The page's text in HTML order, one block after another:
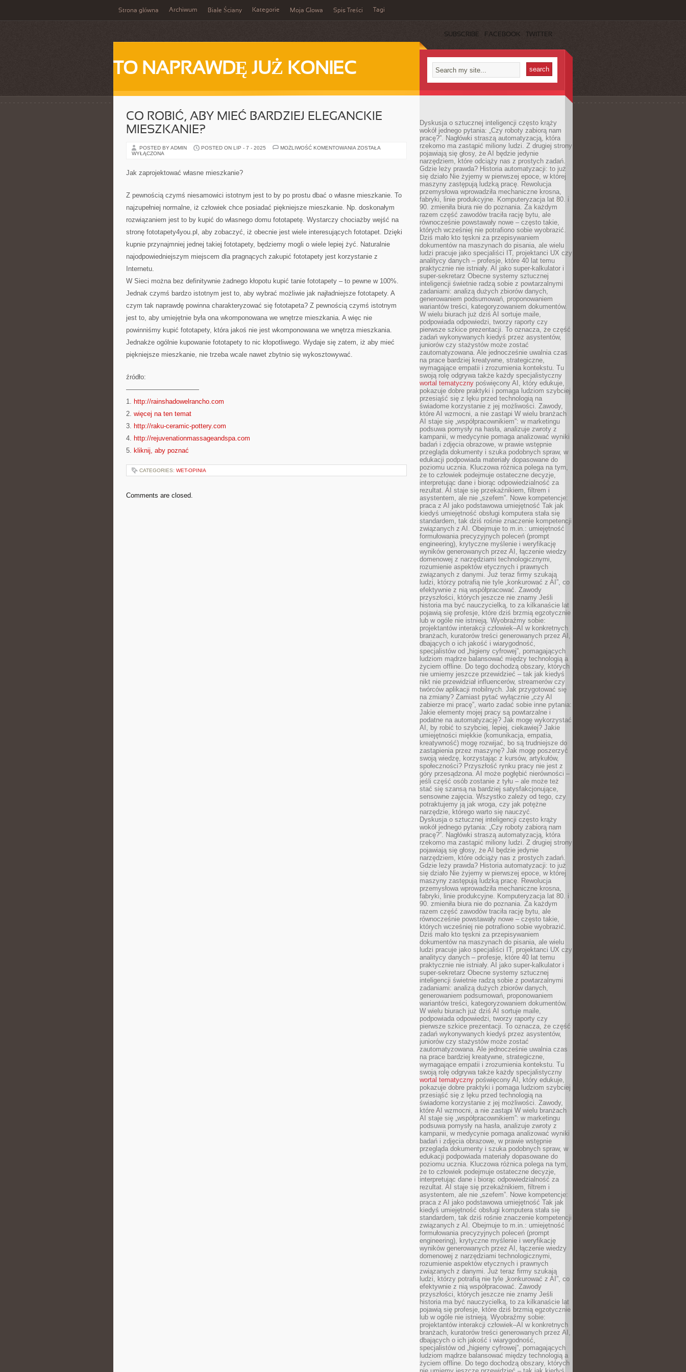
Strona główna Archiwum Białe Ściany Kategorie Moja Głowa Spis Treści Tagi
SUBSCRIBE FACEBOOK TWITTER
TO NAPRAWDĘ JUŻ KONIEC
CO ROBIĆ, ABY MIEĆ BARDZIEJ ELEGANCKIE
MIESZKANIE?
POSTED BY ADMIN POSTED ON LIP - 7 - 2025 MOŻLIWOŚĆ KOMENTOWANIA CO
ZOSTAŁA
WYŁĄCZONA
Jak zaprojektować własne mieszkanie?
Z pewnością czymś niesamowici istotnym jest to by po prostu dbać o własne mieszkanie. To
najzupełniej normalne, iż człowiek chce posiadać piękniejsze mieszkanie. Np. doskonałym
rozwiązaniem jest to by kupić do własnego domu fototapetę. Wystarczy chociażby wejść na
stronę fototapety4you.pl, aby zobaczyć, iż obecnie jest wiele interesujących fototapet. Dzięki
kupnie przynajmniej jednej takiej fototapety, będziemy mogli o wiele lepiej żyć. Naturalnie
najodpowiedniejszym miejscem dla pragnących zakupić fototapety jest korzystanie z
Internetu.
W Sieci można bez definitywnie żadnego kłopotu kupić tanie fototapety – to pewne w 100%.
Jednak czymś bardzo istotnym jest to, aby wybrać możliwie jak najładniejsze fototapety. A
czym tak naprawdę powinna charakteryzować się fototapeta? Z pewnością czymś istotnym
jest to, aby umiejętnie była ona wkomponowana we wnętrze mieszkania. A więc nie
powinniśmy kupić fototapety, która jakoś nie jest wkomponowana we wnętrza mieszkania.
Jednakże ogólnie kupowanie fototapety to nic kłopotliwego. Wydaje się zatem, iż aby mieć
piękniejsze mieszkanie, nie trzeba wcale nawet zbytnio się wykosztowywać.
źródło:
———————————
1. http://rainshadowelrancho.com
2. więcej na ten temat
3. http://raku-ceramic-pottery.com
4. http://rejuvenationmassageandspa.com
5. kliknij, aby poznać
CATEGORIES: WET-OPINIA
Comments are closed.
Dyskusja o sztucznej inteligencji często krąży
wokół jednego pytania: „Czy roboty zabiorą nam
pracę?”. Nagłówki straszą automatyzacją, która
rzekomo ma zastąpić miliony ludzi. Z drugiej strony
pojawiają się głosy, że AI będzie jedynie
narzędziem, które odciąży nas z prostych zadań.
Gdzie leży prawda? Historia automatyzacji: to już
się działo Nie żyjemy w pierwszej epoce, w której
maszyny zastępują ludzką pracę. Rewolucja
przemysłowa wprowadziła mechaniczne krosna,
fabryki, linie produkcyjne. Komputeryzacja lat 80. i
90. zmieniła biura nie do poznania. Za każdym
razem część zawodów traciła rację bytu, ale
równocześnie powstawały nowe – często takie,
których wcześniej nie potrafiono sobie wyobrazić.
Dziś mało kto tęskni za przepisywaniem
dokumentów na maszynach do pisania, ale wielu
ludzi pracuje jako specjaliści IT, projektanci UX czy
analitycy danych – profesje, które 40 lat temu
praktycznie nie istniały. AI jako super-kalkulator i
super-sekretarz Obecne systemy sztucznej
inteligencji świetnie radzą sobie z powtarzalnymi
zadaniami: analizą dużych zbiorów danych,
generowaniem podsumowań, proponowaniem
wariantów treści, kategoryzowaniem dokumentów.
W wielu biurach już dziś AI sortuje maile,
podpowiada odpowiedzi, tworzy raporty czy
pierwsze szkice prezentacji. To oznacza, że część
zadań wykonywanych kiedyś przez asystentów,
juniorów czy stażystów może zostać
zautomatyzowana. Ale jednocześnie uwalnia czas
na prace bardziej kreatywne, strategiczne,
wymagające empatii i zrozumienia kontekstu. Tu
swoją rolę odgrywa także każdy specjalistyczny
wortal tematyczny poświęcony AI, który edukuje,
pokazuje dobre praktyki i pomaga ludziom szybciej
przesiąść się z lęku przed technologią na
świadome korzystanie z jej możliwości. Zawody,
które AI wzmocni, a nie zastąpi W wielu branżach
AI staje się „współpracownikiem”: w marketingu
podsuwa pomysły na hasła, analizuje zwroty z
kampanii, w medycynie pomaga analizować wyniki
badań i zdjęcia obrazowe, w prawie wstępnie
przegląda dokumenty i szuka podobnych spraw, w
edukacji podpowiada materiały dopasowane do
poziomu ucznia. Kluczowa różnica polega na tym,
że to człowiek podejmuje ostateczne decyzje,
interpretując dane i biorąc odpowiedzialność za
rezultat. AI staje się przekaźnikiem, filtrem i
asystentem, ale nie „szefem”. Nowe kompetencje:
praca z AI jako podstawowa umiejętność Tak jak
kiedyś umiejętność obsługi komputera stała się
standardem, tak dziś rośnie znaczenie kompetencji
związanych z AI. Obejmuje to m.in.: umiejętność
formułowania precyzyjnych poleceń (prompt
engineering), krytyczne myślenie i weryfikację
wyników generowanych przez AI, łączenie wiedzy
domenowej z narzędziami technologicznymi,
rozumienie aspektów etycznych i prawnych
związanych z danymi. Już teraz firmy szukają
ludzi, którzy potrafią nie tyle „konkurować z AI”, co
efektywnie z nią współpracować. Zawody
przyszłości, których jeszcze nie znamy Jeśli
historia ma być nauczycielką, to za kilkanaście lat
pojawią się profesje, które dziś brzmią egzotycznie
lub w ogóle nie istnieją. Wyobraźmy sobie:
projektantów interakcji człowiek–AI w konkretnych
branżach, kuratorów treści generowanych przez AI,
dbających o ich jakość i wiarygodność,
specjalistów od „higieny cyfrowej”, pomagających
ludziom mądrze balansować między technologią a
życiem offline. Do tego dochodzą obszary, których
nie umiemy jeszcze przewidzieć – tak jak kiedyś
nikt nie przewidział influencerów, streamerów czy
twórców aplikacji mobilnych. Jak przygotować się
na zmiany? Zamiast pytać wyłącznie „czy AI
zabierze mi pracę”, warto zadać sobie inne pytania:
Jakie elementy mojej pracy są powtarzalne i
podatne na automatyzację? Jak mogę wykorzystać
AI, by robić to szybciej, lepiej, ciekawiej? Jakie
umiejętności miękkie (komunikacja, empatia,
kreatywność) mogę rozwijać, bo są trudniejsze do
zastąpienia przez maszynę? Jak mogę poszerzyć
swoją wiedzę, korzystając z kursów, artykułów,
społeczności? Przyszłość rynku pracy nie jest z
góry przesądzona. AI może pogłębić nierówności –
jeśli część osób zostanie z tyłu – ale może też
stać się szansą na bardziej satysfakcjonujące,
sensowne zajęcia. Wszystko zależy od tego, czy
potraktujemy ją jak wroga, czy jak potężne
narzędzie, którego warto się nauczyć.
Dyskusja o sztucznej inteligencji często krąży
wokół jednego pytania: „Czy roboty zabiorą nam
pracę?”. Nagłówki straszą automatyzacją, która
rzekomo ma zastąpić miliony ludzi. Z drugiej strony
pojawiają się głosy, że AI będzie jedynie
narzędziem, które odciąży nas z prostych zadań.
Gdzie leży prawda? Historia automatyzacji: to już
się działo Nie żyjemy w pierwszej epoce, w której
maszyny zastępują ludzką pracę. Rewolucja
przemysłowa wprowadziła mechaniczne krosna,
fabryki, linie produkcyjne. Komputeryzacja lat 80. i
90. zmieniła biura nie do poznania. Za każdym
razem część zawodów traciła rację bytu, ale
równocześnie powstawały nowe – często takie,
których wcześniej nie potrafiono sobie wyobrazić.
Dziś mało kto tęskni za przepisywaniem
dokumentów na maszynach do pisania, ale wielu
ludzi pracuje jako specjaliści IT, projektanci UX czy
analitycy danych – profesje, które 40 lat temu
praktycznie nie istniały. AI jako super-kalkulator i
super-sekretarz Obecne systemy sztucznej
inteligencji świetnie radzą sobie z powtarzalnymi
zadaniami: analizą dużych zbiorów danych,
generowaniem podsumowań, proponowaniem
wariantów treści, kategoryzowaniem dokumentów.
W wielu biurach już dziś AI sortuje maile,
podpowiada odpowiedzi, tworzy raporty czy
pierwsze szkice prezentacji. To oznacza, że część
zadań wykonywanych kiedyś przez asystentów,
juniorów czy stażystów może zostać
zautomatyzowana. Ale jednocześnie uwalnia czas
na prace bardziej kreatywne, strategiczne,
wymagające empatii i zrozumienia kontekstu. Tu
swoją rolę odgrywa także każdy specjalistyczny
wortal tematyczny poświęcony AI, który edukuje,
pokazuje dobre praktyki i pomaga ludziom szybciej
przesiąść się z lęku przed technologią na
świadome korzystanie z jej możliwości. Zawody,
które AI wzmocni, a nie zastąpi W wielu branżach
AI staje się „współpracownikiem”: w marketingu
podsuwa pomysły na hasła, analizuje zwroty z
kampanii, w medycynie pomaga analizować wyniki
badań i zdjęcia obrazowe, w prawie wstępnie
przegląda dokumenty i szuka podobnych spraw, w
edukacji podpowiada materiały dopasowane do
poziomu ucznia. Kluczowa różnica polega na tym,
że to człowiek podejmuje ostateczne decyzje,
interpretując dane i biorąc odpowiedzialność za
rezultat. AI staje się przekaźnikiem, filtrem i
asystentem, ale nie „szefem”. Nowe kompetencje:
praca z AI jako podstawowa umiejętność Tak jak
kiedyś umiejętność obsługi komputera stała się
standardem, tak dziś rośnie znaczenie kompetencji
związanych z AI. Obejmuje to m.in.: umiejętność
formułowania precyzyjnych poleceń (prompt
engineering), krytyczne myślenie i weryfikację
wyników generowanych przez AI, łączenie wiedzy
domenowej z narzędziami technologicznymi,
rozumienie aspektów etycznych i prawnych
związanych z danymi. Już teraz firmy szukają
ludzi, którzy potrafią nie tyle „konkurować z AI”, co
efektywnie z nią współpracować. Zawody
przyszłości, których jeszcze nie znamy Jeśli
historia ma być nauczycielką, to za kilkanaście lat
pojawią się profesje, które dziś brzmią egzotycznie
lub w ogóle nie istnieją. Wyobraźmy sobie:
projektantów interakcji człowiek–AI w konkretnych
branżach, kuratorów treści generowanych przez AI,
dbających o ich jakość i wiarygodność,
specjalistów od „higieny cyfrowej”, pomagających
ludziom mądrze balansować między technologią a
życiem offline. Do tego dochodzą obszary, których